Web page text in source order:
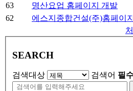
63
명산요업 홈페이지 개발
62
에스지종합건설(주)홈페이
SEARCH
검색대상 검색어 필